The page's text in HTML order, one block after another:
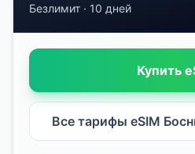
Безлимит · 10 дней
Купить
Все тарифы eSIM